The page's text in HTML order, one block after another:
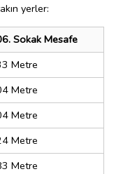
yerler:
Sokak Mesafe
Metre
Metre
Metre
Metre
Metre